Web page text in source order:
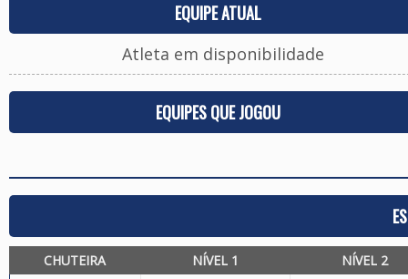
EQUIPE ATUAL
Atleta em disponibilidade
EQUIPES QUE JOGOU
CHUTEIRA NÍVEL 1 NÍVEL 2